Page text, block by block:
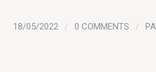
18/05/2022 / 0 COMMENTS /